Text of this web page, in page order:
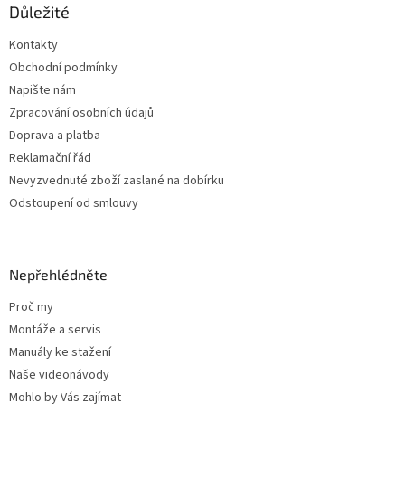
Důležité
Kontakty
Obchodní podmínky
Napište nám
Zpracování osobních údajů
Doprava a platba
Reklamační řád
Nevyzvednuté zboží zaslané na dobírku
Odstoupení od smlouvy
Nepřehlédněte
Proč my
Montáže a servis
Manuály ke stažení
Naše videonávody
Mohlo by Vás zajímat